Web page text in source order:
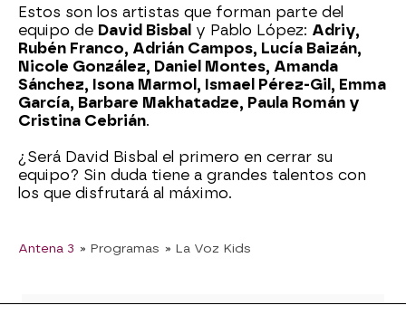
Estos son los artistas que forman parte del
equipo de David Bisbal y Pablo López: Adriy,
Rubén Franco, Adrián Campos, Lucía Baizán,
Nicole González, Daniel Montes, Amanda
Sánchez, Isona Marmol, Ismael Pérez-Gil, Emma
García, Barbare Makhatadze, Paula Román y
Cristina Cebrián.
¿Será David Bisbal el primero en cerrar su
equipo? Sin duda tiene a grandes talentos con
los que disfrutará al máximo.
Antena 3 » Programas » La Voz Kids